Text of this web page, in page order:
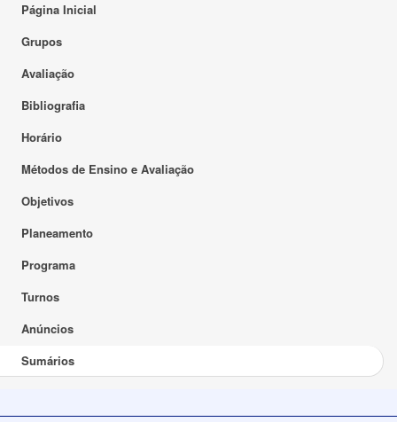
Página Inicial
Grupos
Avaliação
Bibliografia
Horário
Métodos de Ensino e Avaliação
Objetivos
Planeamento
Programa
Turnos
Anúncios
Sumários